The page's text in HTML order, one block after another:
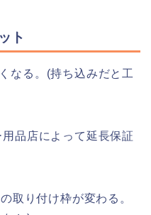
ト
なる。(持ち込みだと工
品店によって延長保証
取り付け枠が変わる。